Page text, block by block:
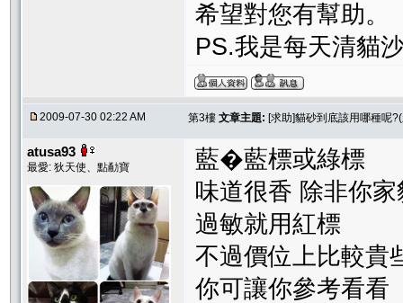
希望對您有幫助。
PS.我是每天清貓
2009-07-30 02:22 AM 第3樓 文章主題: [求助]貓砂到底該用哪種呢
atusa93
最愛: 狄天使、點勈寶
藍�藍標或綠標
味道很香 除非你
過敏就用紅標
不過價位上比較貴
你可讓你參考看看